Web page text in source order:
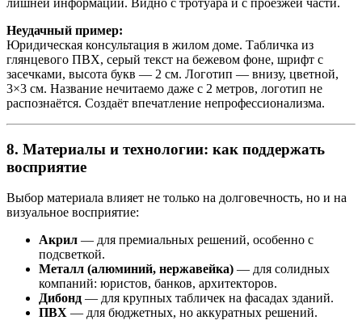
лишней информации. Видно с тротуара и с проезжей части.
Неудачный пример:
Юридическая консультация в жилом доме. Табличка из
глянцевого ПВХ, серый текст на бежевом фоне, шрифт с
засечками, высота букв — 2 см. Логотип — внизу, цветной,
3×3 см. Название нечитаемо даже с 2 метров, логотип не
распознаётся. Создаёт впечатление непрофессионализма.
8. Материалы и технологии: как поддержать
восприятие
Выбор материала влияет не только на долговечность, но и на
визуальное восприятие:
Акрил — для премиальных решений, особенно с
подсветкой.
Металл (алюминий, нержавейка) — для солидных
компаний: юристов, банков, архитекторов.
Дибонд — для крупных табличек на фасадах зданий.
ПВХ — для бюджетных, но аккуратных решений.